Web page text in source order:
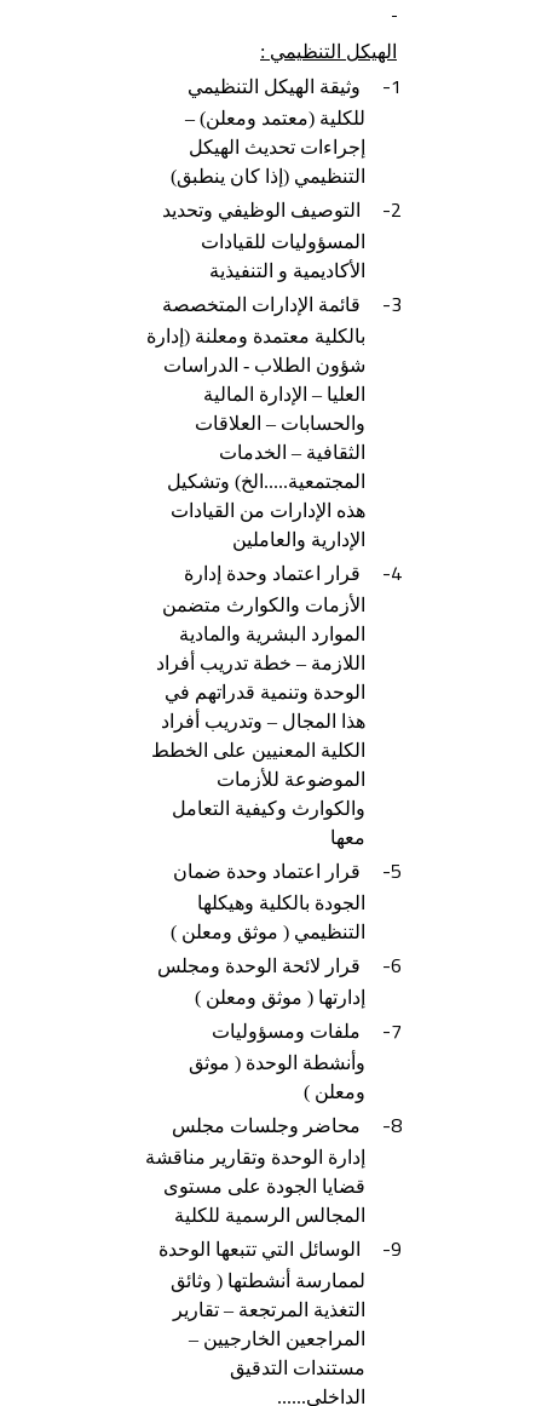
الهيكل التنظيمي :
1-
وثيقة الهيكل التنظيمي
للكلية (معتمد ومعلن) –
إجراءات تحديث الهيكل
التنظيمي (إذا كان ينطبق)
2-
التوصيف الوظيفي وتحديد
المسؤوليات للقيادات
الأكاديمية و التنفيذية
3-
قائمة الإدارات المتخصصة
بالكلية معتمدة ومعلنة (إدارة
شؤون الطلاب - الدراسات
العليا – الإدارة المالية
والحسابات – العلاقات
الثقافية – الخدمات
المجتمعية.....الخ) وتشكيل
هذه الإدارات من القيادات
الإدارية والعاملين
4-
قرار اعتماد وحدة إدارة
الأزمات والكوارث متضمن
الموارد البشرية والمادية
اللازمة – خطة تدريب أفراد
الوحدة وتنمية قدراتهم في
هذا المجال – وتدريب أفراد
الكلية المعنيين على الخطط
الموضوعة للأزمات
والكوارث وكيفية التعامل
معها
5-
قرار اعتماد وحدة ضمان
الجودة بالكلية وهيكلها
التنظيمي ( موثق ومعلن )
6-
قرار لائحة الوحدة ومجلس
إدارتها ( موثق ومعلن )
7-
ملفات ومسؤوليات
وأنشطة الوحدة ( موثق
ومعلن )
8-
محاضر وجلسات مجلس
إدارة الوحدة وتقارير مناقشة
قضايا الجودة على مستوى
المجالس الرسمية للكلية
9-
الوسائل التي تتبعها الوحدة
لممارسة أنشطتها ( وثائق
التغذية المرتجعة – تقارير
المراجعين الخارجيين –
مستندات التدقيق
الداخلي......